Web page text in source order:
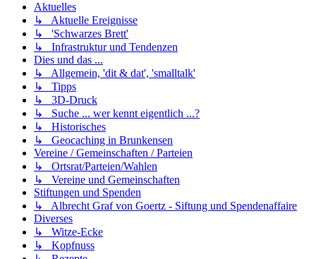
Aktuelles
↳ Aktuelle Ereignisse
↳ 'Schwarzes Brett'
↳ Infrastruktur und Tendenzen
Dies und das ...
↳ Allgemein, 'dit & dat', 'smalltalk'
↳ Tipps
↳ 3D-Druck
↳ Suche ... wer kennt eigentlich ...?
↳ Historisches
↳ Geocaching in Brunkensen
Vereine / Gemeinschaften / Parteien
↳ Ortsrat/Parteien/Wahlen
↳ Vereine und Gemeinschaften
Stiftungen und Spenden
↳ Albrecht Graf von Goertz - Siftung und Spendenaffaire
Diverses
↳ Witze-Ecke
↳ Kopfnuss